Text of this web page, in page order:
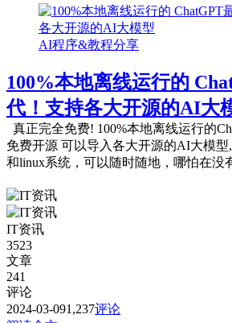
AI程序&教程分享
100%本地离线运行的
代！支持各大开源的AI大
真正完全免费! 100%本地离线运行的
免费开源 可以导入各大开源的AI大模型
和linux系统，可以随时随地，哪怕在没
IT资讯
3523
文章
241
评论
2024-03-091,237评论